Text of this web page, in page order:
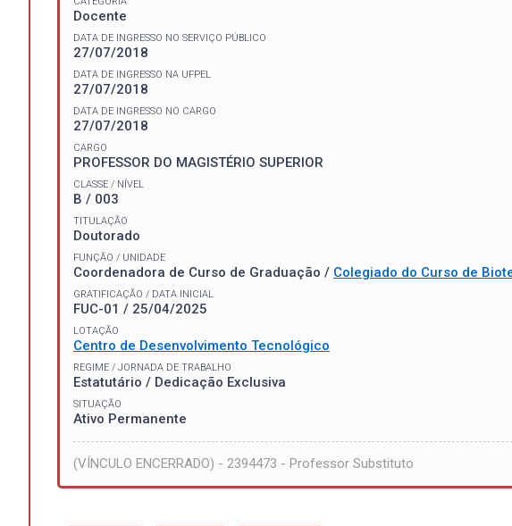
Docente
DATA DE INGRESSO NO SERVIÇO PÚBLICO
27/07/2018
DATA DE INGRESSO NA UFPEL
27/07/2018
DATA DE INGRESSO NO CARGO
27/07/2018
CARGO
PROFESSOR DO MAGISTÉRIO SUPERIOR
CLASSE / NÍVEL
B / 003
TITULAÇÃO
Doutorado
FUNÇÃO / UNIDADE
Coordenadora de Curso de Graduação / Colegiado do Curso de
GRATIFICAÇÃO / DATA INICIAL
FUC-01 / 25/04/2025
LOTAÇÃO
Centro de Desenvolvimento Tecnológico
REGIME / JORNADA DE TRABALHO
Estatutário / Dedicação Exclusiva
SITUAÇÃO
Ativo Permanente
(VÍNCULO ENCERRADO) - 2394473 - Professor Substituto